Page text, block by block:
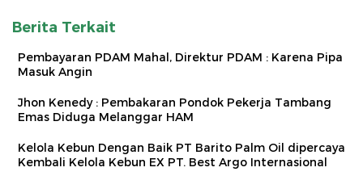
Berita Terkait
Pembayaran PDAM Mahal, Direktur PDAM : Karena Pipa
Masuk Angin
Jhon Kenedy : Pembakaran Pondok Pekerja Tambang
Emas Diduga Melanggar HAM
Kelola Kebun Dengan Baik PT Barito Palm Oil dipercaya
Kembali Kelola Kebun EX PT. Best Argo Internasional